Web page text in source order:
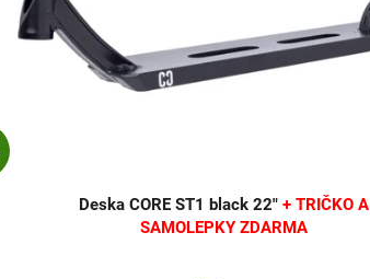
Deska CORE ST1 black 22"+ TRIČKO A
SAMOLEPKY ZDARMA